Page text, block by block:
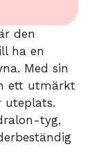
den
ha en
Med sin
ett utmärkt
uteplats.
tyg,